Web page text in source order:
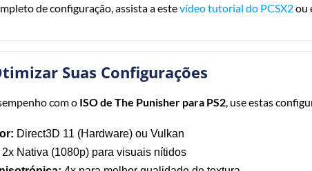
de configuração, assista a estevídeo tutorial do PCSX2ou
Suas Configurações
com o ISO de The Punisher para PS2, use estas
Direct3D 11 (Hardware) ou Vulkan
2x Nativa (1080p) para visuais nítidos